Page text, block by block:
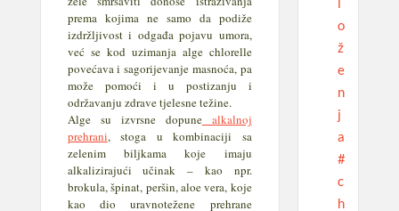
prema kojima ne samo da podiže
izdržljivost i odgađa pojavu umora,
već se kod uzimanja alge chlorelle
povećava i sagorijevanje masnoća, pa
može pomoći i u postizanju i
održavanju zdrave tjelesne težine.
Alge su izvrsne dopunealkalnoj
prehrani, stoga u kombinaciji sa
zelenim biljkama koje imaju
alkalizirajući učinak – kao npr.
brokula, špinat, peršin, aloe vera, koje
kao dio uravnotežene prehrane
o
ž
e
n
j
a
#
c
h